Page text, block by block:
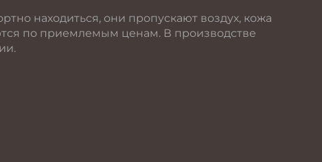
находиться, они пропускают воздух, кожа
по приемлемым ценам. В производстве